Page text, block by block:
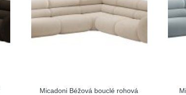
Micadoni Béžová bouclé rohová